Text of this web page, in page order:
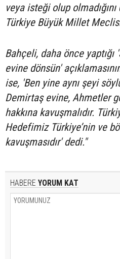
veya isteği olup
Türkiye Büyük Millet
Bahçeli, daha önce
evine dönsün'
ise, 'Ben yine aynı şeyi
Demirtaş evine, Ahmetler
hakkına kavuşmalıdır.
Hedefimiz Türkiye’nin ve
kavuşmasıdır' dedi."
HABERE YORUM KAT